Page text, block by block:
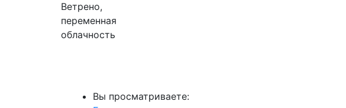
Ветрено,
переменная
облачность
Вы просматриваете: